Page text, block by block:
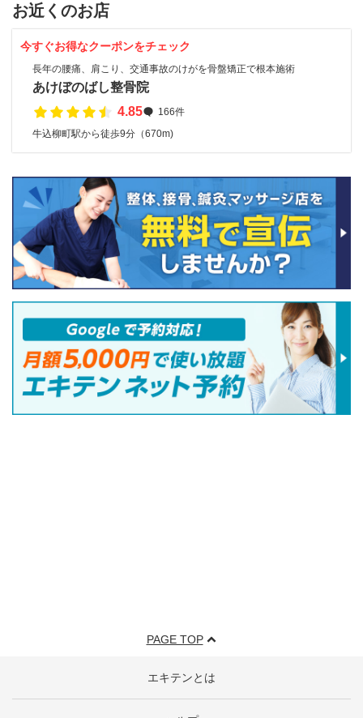
お近くのお店
今すぐお得なクーポンをチェック
長年の腰痛、肩こり、交通事故のけがを骨盤矯正で根本施術
あけぼのばし整骨院
4.85
166件
牛込柳町駅から徒歩9分（670m)
PAGE TOP
エキテンとは